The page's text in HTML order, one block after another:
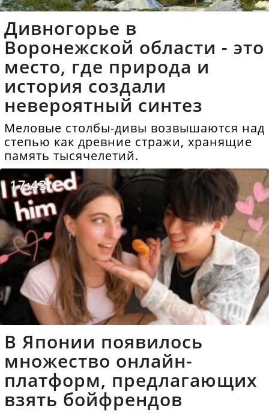
Дивногорье в
Воронежской области - это
место, где природа и
история создали
невероятный синтез
Меловые столбы-дивы возвышаются над
степью как древние стражи, хранящие
память тысячелетий.
17:43
В Японии появилось
множество онлайн-
платформ, предлагающих
взять бойфрендов